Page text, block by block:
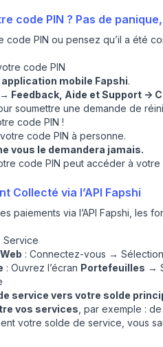
code PIN ? Pas de
code PIN ou pensez qu’il a été
code PIN
mobile Fapshi.
Feedback, Aide et Support ->
soumettre une demande de
code PIN !
code PIN à personne.
vous le demandera jamais.
code PIN peut accéder à votre
Collecté via l’API Fapshi
paiements via l’API Fapshi, les
Service
: Connectez-vous →
: Ouvrez l’écran Portefeuilles →
service vers votre solde
vos services , par exemple : de
votre solde de service, vous